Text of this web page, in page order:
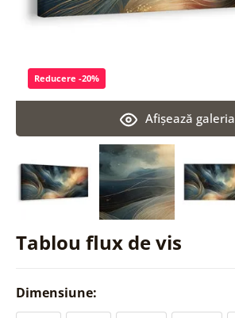
Tablou flux de vis
Afişează galeria
Reducere -20%
Dimensiune: